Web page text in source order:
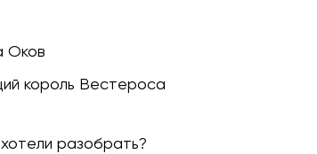
Оков
король Вестероса
разобрать?